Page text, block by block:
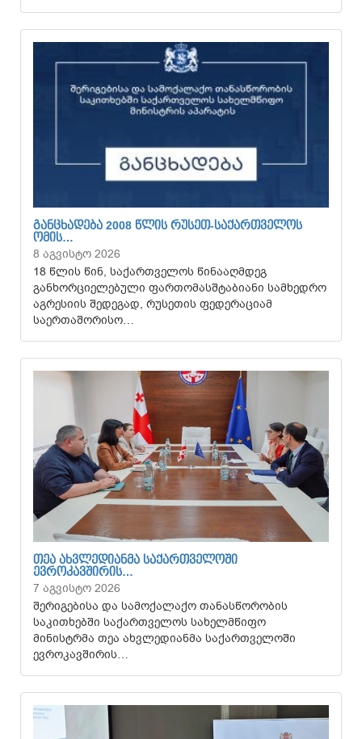
ᲒᲐᲜᲪᲮᲐᲓᲔᲑᲐ 2008 ᲬᲚᲘᲡ ᲠᲣᲡᲔᲗ-ᲡᲐᲥᲐᲠᲗᲕᲔᲚᲝᲡ
ᲝᲛᲘᲡ…
8 აგვისტო 2026
18 წლის წინ, საქართველოს წინააღმდეგ
განხორციელებული ფართომასშტაბიანი სამხედრო
აგრესიის შედეგად, რუსეთის ფედერაციამ
საერთაშორისო…
ᲗᲔᲐ ᲐᲮᲕᲚᲔᲓᲘᲐᲜᲛᲐ ᲡᲐᲥᲐᲠᲗᲕᲔᲚᲝᲨᲘ
ᲔᲕᲠᲝᲙᲐᲕᲨᲘᲠᲘᲡ…
7 აგვისტო 2026
შერიგებისა და სამოქალაქო თანასწორობის
საკითხებში საქართველოს სახელმწიფო
მინისტრმა თეა ახვლედიანმა საქართველოში
ევროკავშირის…